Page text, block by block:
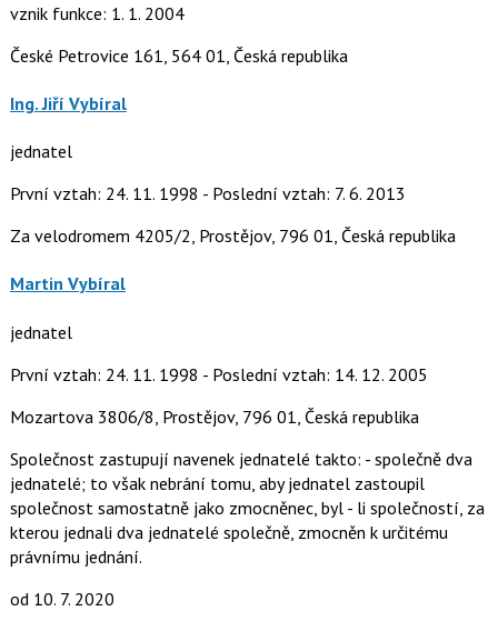
vznik funkce: 1. 1. 2004
České Petrovice 161, 564 01, Česká republika
Ing. Jiří Vybíral
jednatel
První vztah: 24. 11. 1998 - Poslední vztah: 7. 6. 2013
Za velodromem 4205/2, Prostějov, 796 01, Česká republika
Martin Vybíral
jednatel
První vztah: 24. 11. 1998 - Poslední vztah: 14. 12. 2005
Mozartova 3806/8, Prostějov, 796 01, Česká republika
Společnost zastupují navenek jednatelé takto: - společně dva
jednatelé; to však nebrání tomu, aby jednatel zastoupil
společnost samostatně jako zmocněnec, byl - li společností, za
kterou jednali dva jednatelé společně, zmocněn k určitému
právnímu jednání.
od 10. 7. 2020